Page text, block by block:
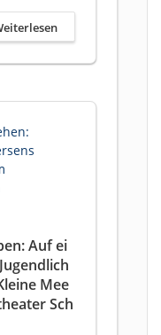
Auf ei
Mee
Sch